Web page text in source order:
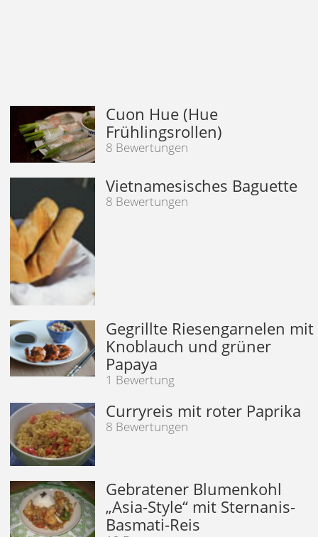
Cuon Hue (Hue
Frühlingsrollen)
8 Bewertungen
Vietnamesisches Baguette
8 Bewertungen
Gegrillte Riesengarnelen mit
Knoblauch und grüner
Papaya
1 Bewertung
Curryreis mit roter Paprika
8 Bewertungen
Gebratener Blumenkohl
„Asia-Style“ mit Sternanis-
Basmati-Reis